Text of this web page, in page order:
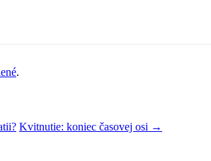
.
Kvitnutie: koniec časovej osi →